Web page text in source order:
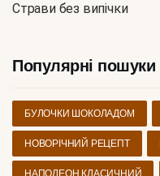
Страви без випічки
Популярні пошуки
БУЛОЧКИ ШОКОЛАДОМ
НОВОРІЧНИЙ РЕЦЕПТ